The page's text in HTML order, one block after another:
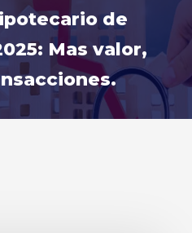
de
Mas valor,